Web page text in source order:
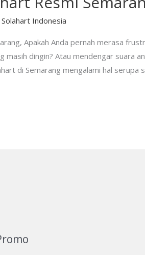
Solahart Indonesia
Apakah Anda pernah merasa
masih dingin? Atau mendengar suara
di Semarang mengalami hal serupa